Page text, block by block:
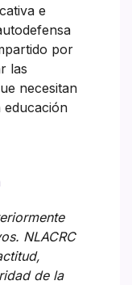
e
por
las
necesitan
educación
NLACRC
de la